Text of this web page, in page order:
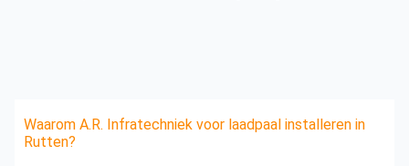
Waarom A.R. Infratechniek voor laadpaal installeren in
Rutten?